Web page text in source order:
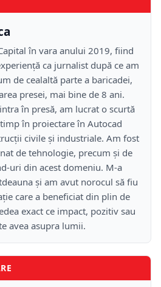
în vara anului 2019, fiind
ca jurnalist după ce am
de cealaltă parte a baricadei,
presei, mai bine de 8 ani.
în presă, am lucrat o scurtă
în proiectare în Autocad
civile și industriale. Am fost
de tehnologie, precum și de
uri din acest domeniu. M-a
și am avut norocul să fiu
care a beneficiat din plin de
exact ce impact, pozitiv sau
avea asupra lumii.